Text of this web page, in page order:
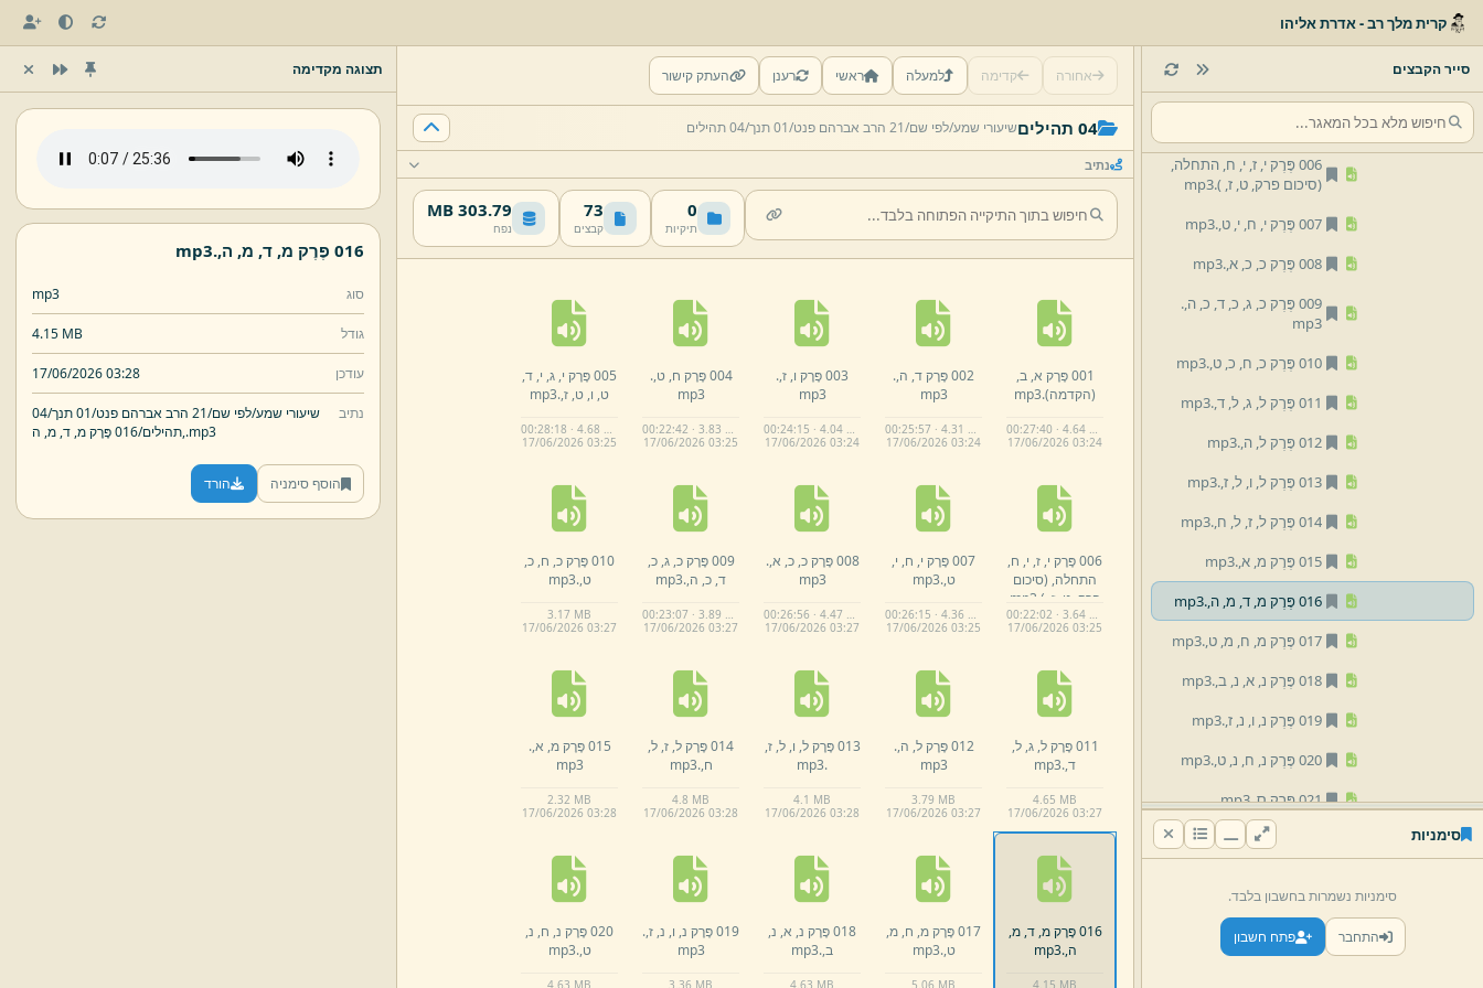
קרית מלך רב - אדרת אליהו
סייר הקבצים
003 פֶּרֶק ו,
mp3
005 פֶּרֶק י,
ג,י,ד,ט,ו,ט,ז,.
mp3
006 פֶּרֶק י,
ז, י, ח, התחלה,
(סיכום פרק, ט, ז, )
.
mp3
007 פֶּרֶק י,
ח, י, ט,.
mp3
008 פֶּרֶק כ,
כ, א,.
mp3
009 פֶּרֶק כ,
ג, כ, ד, כ, ה,.
mp3
010 פֶּרֶק כ,
ח, כ, ט,.
mp3
011 פֶּרֶק ל,
ג, ל, ד,.
mp3
012 פֶּרֶק ל,
ה,.
mp3
013 פֶּרֶק ל,
ו, ל, ז,.
mp3
014 פֶּרֶק ל,
ז, ל, ח,.
mp3
015 פֶּרֶק מ,
א,.
mp3
016 פֶּרֶק מ,
ד, מ, ה,.
mp3
017 פֶּרֶק מ,
ח, מ, ט,.
mp3
018 פֶּרֶק נ,
א, נ, ב,.
mp3
019 פֶּרֶק נ,
ו, נ, ז,.
mp3
020 פֶּרֶק נ,
ח, נ, ט,.
mp3
021 פֶּרֶק ס,
.
mp3
א, ס, ב,.
mp3
024 פֶּרֶק ס,
ה,ס,ו,
025 פֶּרֶק ס,
ז,ס,ח,
סימניות
סימניות נשמרות בחשבון בלבד.
התחבר פתח חשבון
אחורה קדימה למעלה ראשי רענן העתק קישור
04 תהילים שיעורי שמע/לפי שם/21 הרב אברהם פנט/ 01 תנך/ 04 תהילים
נתיב
0
תיקיות
73
קבצים
303.79 MB
נפח
001 פֶּרֶק א,
ב,
(הקדמה).
mp3
00:27:40 · 4.64 MB
17/06/2026 03:24
002 פֶּרֶק ד, ה,.
mp3
00:25:57 · 4.31 MB
17/06/2026 03:24
003 פֶּרֶק ו, ז,.
mp3
00:24:15 · 4.04 MB
17/06/2026 03:24
004 פֶּרֶק ח, ט,.
mp3
00:22:42 · 3.83 MB
17/06/2026 03:25
005 פֶּרֶק י, ג, י, ד,
ט, ו, ט, ז,.
mp3
00:28:18 · 4.68 MB
17/06/2026 03:25
006 פֶּרֶק י, ז, י, ח,
התחלה, (סיכום
פרק, ט, ז, )
mp3
00:22:02 · 3.64 MB
17/06/2026 03:25
007 פֶּרֶק י, ח, י,
ט,.
mp3
00:26:15 · 4.36 MB
17/06/2026 03:25
008 פֶּרֶק כ, כ, א,.
mp3
00:26:56 · 4.47 MB
17/06/2026 03:27
009 פֶּרֶק כ, ג, כ,
ד, כ, ה,.
mp3
00:23:07 · 3.89 MB
17/06/2026 03:27
010 פֶּרֶק כ, ח, כ,
ט,.
mp3
3.17 MB
17/06/2026 03:27
011 פֶּרֶק ל, ג, ל,
ד,.
mp3
4.65 MB
17/06/2026 03:27
012 פֶּרֶק ל, ה,.
mp3
3.79 MB
17/06/2026 03:27
013 פֶּרֶק ל, ו, ל, ז,
.
mp3
4.1 MB
17/06/2026 03:28
014 פֶּרֶק ל, ז, ל,
ח,.
mp3
4.8 MB
17/06/2026 03:28
015 פֶּרֶק מ, א,.
mp3
2.32 MB
17/06/2026 03:28
016 פֶּרֶק מ, ד, מ,
ה,.
mp3
4. 15 MB
017 פֶּרֶק מ, ח, מ,
ט,.
mp3
5. 06 MB
018 פֶּרֶק נ, א, נ,
ב,.
mp3
4. 63 MB
019 פֶּרֶק נ, ו, נ, ז,.
mp3
3. 36 MB
020 פֶּרֶק נ, ח, נ,
ט,.
mp3
4. 63 MB
תצוגה מקדימה
016 פֶּרֶק מ, ד, מ, ה,.
mp3
סוג mp3
גודל 4.15 MB
עודכן 17/06/2026 03:28
נתיב שיעורי שמע/לפי שם/21 הרב אברהם פנט/ 01 תנך/
04
תהילים/016 פֶּרֶק מ, ד, מ, ה,.mp3
הוסף סימניה הורד